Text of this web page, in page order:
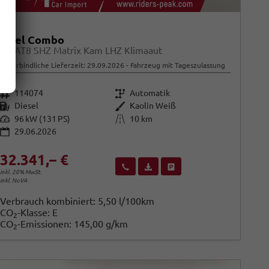
Opel Combo
GS AT8 SHZ Matrix Kam LHZ Klimaaut
unverbindliche Lieferzeit: 29.09.2026 Fahrzeug mit Tageszulassung
Fahrzeugnr.114074 Getriebe Automatik
Kraftstoff Diesel Außenfarbe Kaolin Weiß
Leistung 96 kW (131 PS) Kilometerstand
10 km
29.06.2026
32.341,– €
inkl. 20% MwSt.
inkl. NoVA
Wir rufen Sie anFahrzeugexposé (PDF)
Fahrzeug parken
Verbrauch kombiniert: 5,50 l/100km
CO2-Klasse: E
CO2-Emissionen: 145,00 g/km